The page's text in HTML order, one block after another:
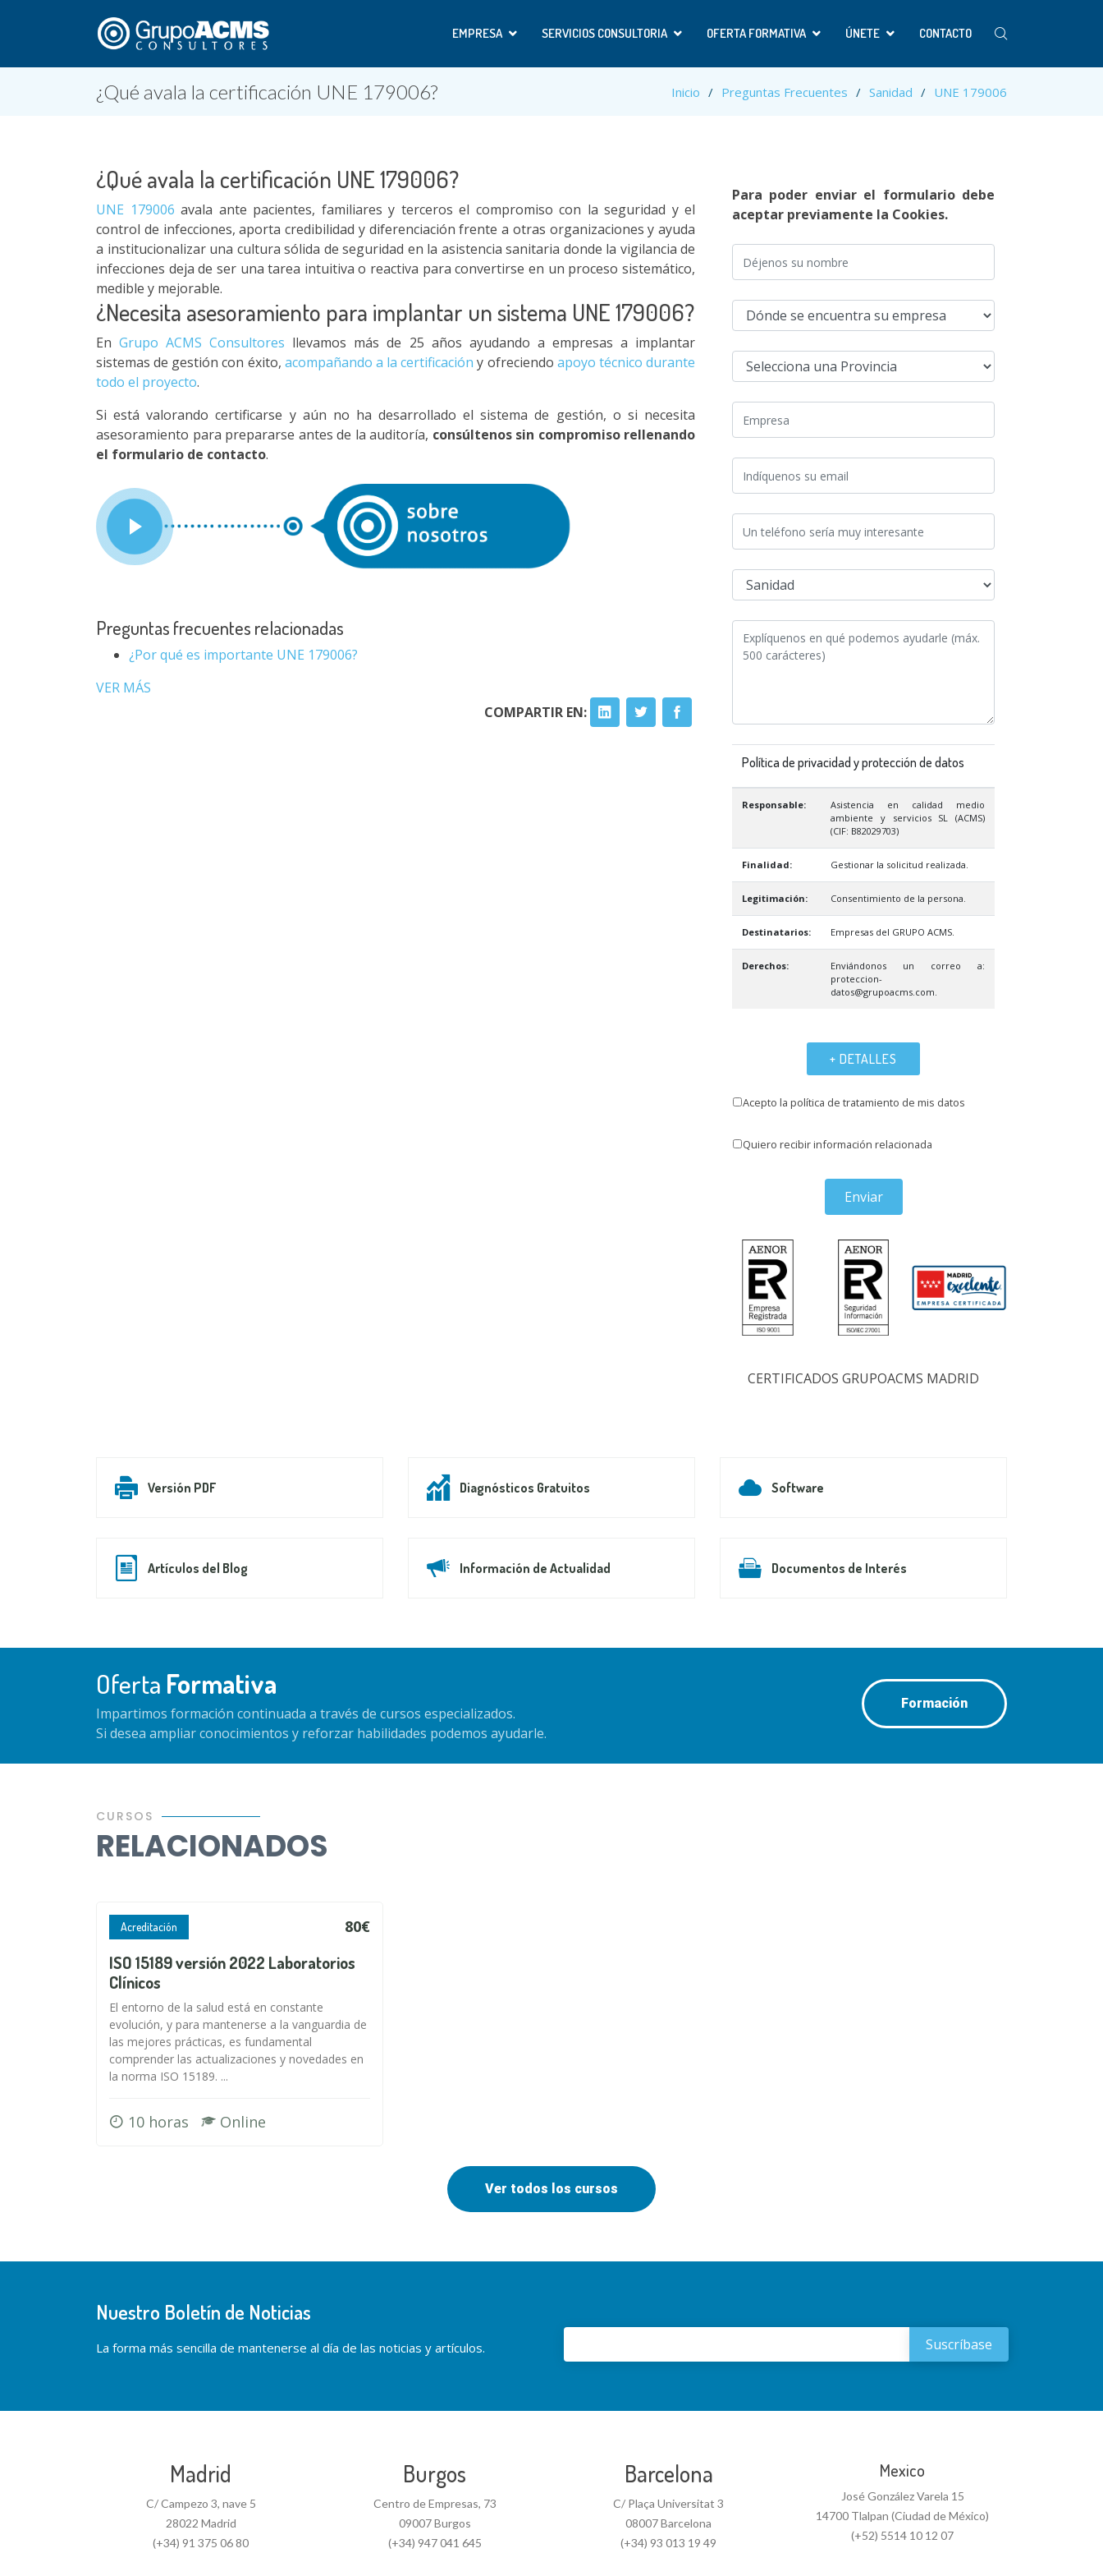
EMPRESA SERVICIOS CONSULTORIA OFERTA FORMATIVA ÚNETE CONTACTO
¿Qué avala la certificación UNE 179006? Inicio Preguntas Frecuentes Sanidad UNE 179006
¿Qué avala la certificación UNE 179006?
UNE 179006 avala ante pacientes, familiares y terceros el compromiso con la seguridad y el
control de infecciones, aporta credibilidad y diferenciación frente a otras organizaciones y ayuda
a institucionalizar una cultura sólida de seguridad en la asistencia sanitaria donde la vigilancia de
infecciones deja de ser una tarea intuitiva o reactiva para convertirse en un proceso sistemático,
medible y mejorable.
¿Necesita asesoramiento para implantar un sistema UNE 179006?
En Grupo ACMS Consultores llevamos más de 25 años ayudando a empresas a implantar
sistemas de gestión con éxito, acompañando a la certificación y ofreciendo apoyo técnico durante
todo el proyecto.
Si está valorando certificarse y aún no ha desarrollado el sistema de gestión, o si necesita
asesoramiento para prepararse antes de la auditoría, consúltenos sin compromiso rellenando
el formulario de contacto.
Preguntas frecuentes relacionadas
¿Por qué es importante UNE 179006?
VER MÁS
COMPARTIR EN:
Para poder enviar el formulario debe
aceptar previamente la Cookies.
Política de privacidad y protección de datos
Responsable:
Asistencia en calidad medio
ambiente y servicios SL (ACMS)
(CIF: B82029703)
Finalidad: Gestionar la solicitud realizada.
Legitimación: Consentimiento de la persona.
Destinatarios: Empresas del GRUPO ACMS.
Derechos:
Enviándonos un correo a:
proteccion-
datos@grupoacms.com.
+ DETALLES
Acepto la política de tratamiento de mis datos
Quiero recibir información relacionada
Enviar
CERTIFICADOS GRUPOACMS MADRID
Versión PDF Diagnósticos Gratuitos Software
Artículos del Blog Información de Actualidad Documentos de Interés
Oferta Formativa
Impartimos formación continuada a través de cursos especializados.
Si desea ampliar conocimientos y reforzar habilidades podemos ayudarle.
Formación
CURSOS
RELACIONADOS
Acreditación 80€
ISO 15189 versión 2022 Laboratorios
Clínicos
El entorno de la salud está en constante
evolución, y para mantenerse a la vanguardia de
las mejores prácticas, es fundamental
comprender las actualizaciones y novedades en
la norma ISO 15189. ...
10 horas Online
Ver todos los cursos
Nuestro Boletín de Noticias
La forma más sencilla de mantenerse al día de las noticias y artículos.
Madrid
C/ Campezo 3, nave 5
28022 Madrid
(+34) 91 375 06 80
Burgos
Centro de Empresas, 73
09007 Burgos
(+34) 947 041 645
Barcelona
C/ Plaça Universitat 3
08007 Barcelona
(+34) 93 013 19 49
Mexico
José González Varela 15
14700 Tlalpan (Ciudad de México)
(+52) 5514 10 12 07